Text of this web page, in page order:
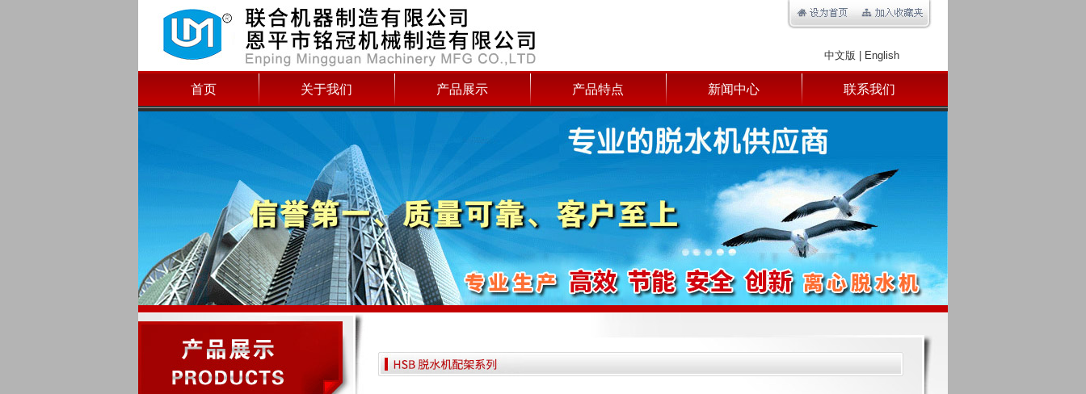
中文版 English
首页 关于我们 产品展示 产品特点 新闻中心 联系我们